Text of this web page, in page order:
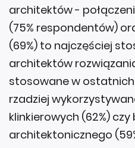
architektów -
(75% respondentów)
(69%) to najczęściej
architektów
stosowane w
rzadziej
klinkierowych (62%)
architektonicznego